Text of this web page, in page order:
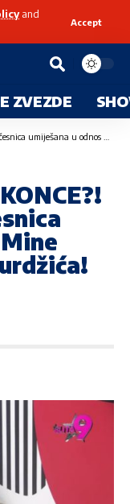
and
Accept
ZVEZDE
Mine Vrbaški i Asmina Durdžića!